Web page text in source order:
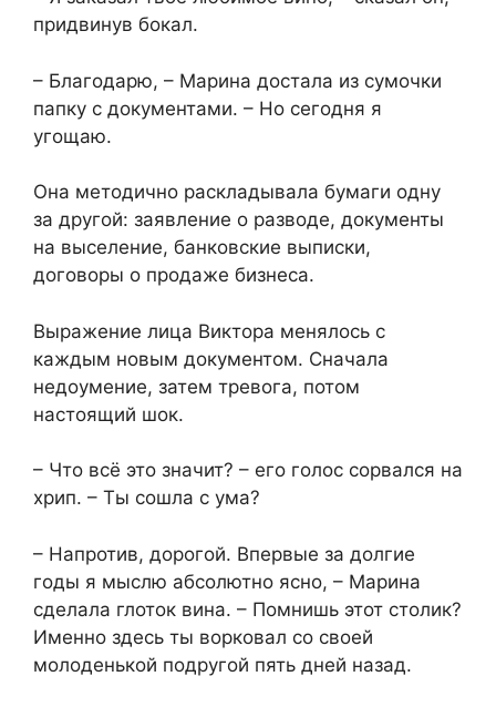
придвинув бокал.
– Благодарю, – Марина достала из сумочки
папку с документами. – Но сегодня я
угощаю.
Она методично раскладывала бумаги одну
за другой: заявление о разводе, документы
на выселение, банковские выписки,
договоры о продаже бизнеса.
Выражение лица Виктора менялось с
каждым новым документом. Сначала
недоумение, затем тревога, потом
настоящий шок.
– Что всё это значит? – его голос сорвался на
хрип. – Ты сошла с ума?
– Напротив, дорогой. Впервые за долгие
годы я мыслю абсолютно ясно, – Марина
сделала глоток вина. – Помнишь этот столик?
Именно здесь ты ворковал со своей
молоденькой подругой пять дней назад.